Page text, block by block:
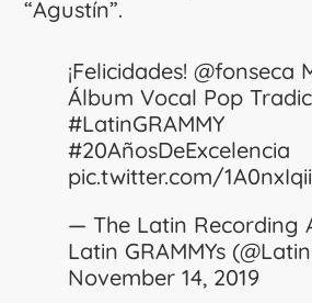
“Agustín”.
¡Felicidades!@fonseca
Álbum Vocal Pop
#LatinGRAMMY
#20AñosDeExcelencia
pic.twitter.com/
— The Latin Recording
Latin GRAMMYs
November 14, 2019